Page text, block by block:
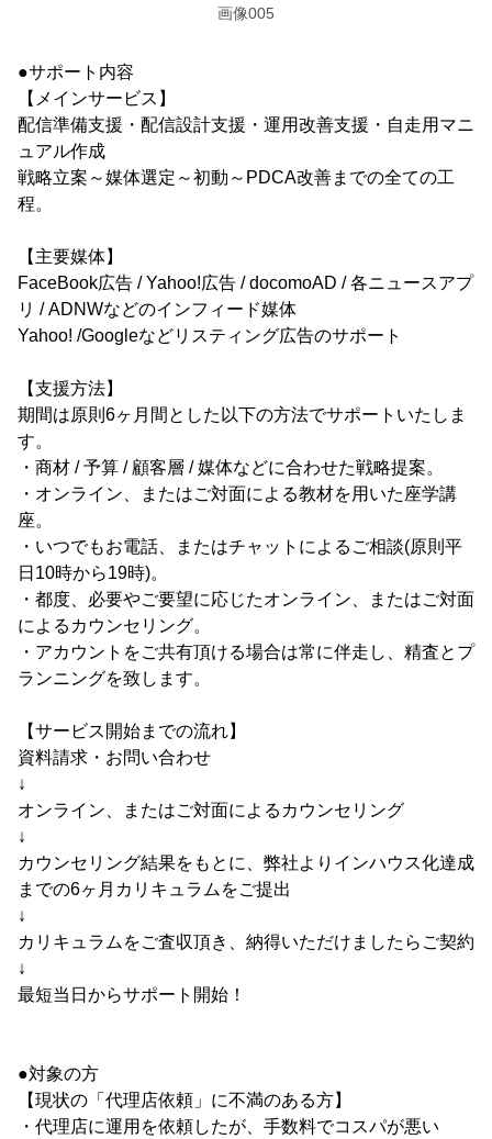
画像005
●サポート内容
【メインサービス】
配信準備支援・配信設計支援・運用改善支援・自走用マニ
ュアル作成
戦略立案～媒体選定～初動～PDCA改善までの全ての工
程。
【主要媒体】
FaceBook広告 / Yahoo!広告 / docomoAD / 各ニュースアプ
リ / ADNWなどのインフィード媒体
Yahoo! /Googleなどリスティング広告のサポート
【支援方法】
期間は原則6ヶ月間とした以下の方法でサポートいたしま
す。
・商材 / 予算 / 顧客層 / 媒体などに合わせた戦略提案。
・オンライン、またはご対面による教材を用いた座学講
座。
・いつでもお電話、またはチャットによるご相談(原則平
日10時から19時)。
・都度、必要やご要望に応じたオンライン、またはご対面
によるカウンセリング。
・アカウントをご共有頂ける場合は常に伴走し、精査とプ
ランニングを致します。
【サービス開始までの流れ】
資料請求・お問い合わせ
↓
オンライン、またはご対面によるカウンセリング
↓
カウンセリング結果をもとに、弊社よりインハウス化達成
までの6ヶ月カリキュラムをご提出
↓
カリキュラムをご査収頂き、納得いただけましたらご契約
↓
最短当日からサポート開始！
●対象の方
【現状の「代理店依頼」に不満のある方】
・代理店に運用を依頼したが、手数料でコスパが悪い